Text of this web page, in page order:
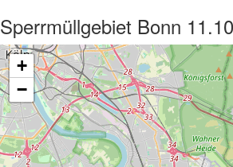
Sperrmüllgebiet Bonn
+
−